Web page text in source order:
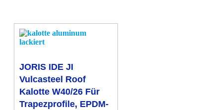
JORIS IDE JI
Vulcasteel Roof
Kalotte W40/26 Für
Trapezprofile, EPDM-